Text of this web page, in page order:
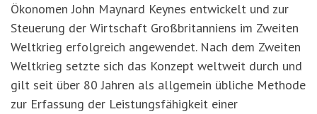
Ökonomen John Maynard Keynes entwickelt und zur
Steuerung der Wirtschaft Großbritanniens im Zweiten
Weltkrieg erfolgreich angewendet. Nach dem Zweiten
Weltkrieg setzte sich das Konzept weltweit durch und
gilt seit über 80 Jahren als allgemein übliche Methode
zur Erfassung der Leistungsfähigkeit einer